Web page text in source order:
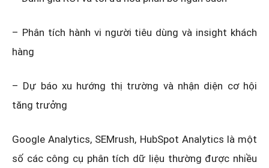
– Phân tích hành vi người tiêu dùng và insight khách
hàng
– Dự báo xu hướng thị trường và nhận diện cơ hội
tăng trưởng
Google Analytics, SEMrush, HubSpot Analytics là một
số các công cụ phân tích dữ liệu thường được nhiều